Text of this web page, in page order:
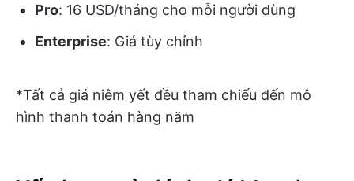
Pro: 16 USD/tháng cho mỗi người dùng
Enterprise: Giá tùy chỉnh
*Tất cả giá niêm yết đều tham chiếu đến mô
hình thanh toán hàng năm